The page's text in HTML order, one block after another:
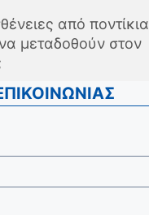
από ποντίκια
μεταδοθούν στον